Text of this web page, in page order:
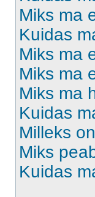
Miks ma
Kuidas
Miks ma
Miks ma
Miks ma
Kuidas
Milleks
Miks
Kuidas